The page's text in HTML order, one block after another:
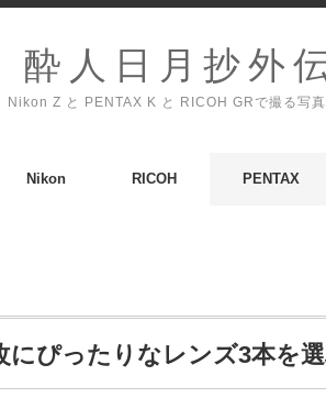
酔人日月抄外
Nikon Z と PENTAX K と RICOH GRで撮る写
Nikon RICOH PENTAX
にぴったりなレンズ3本を